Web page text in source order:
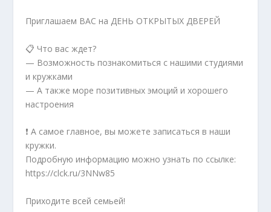
Приглашаем ВАС на ДЕНЬ ОТКРЫТЫХ ДВЕРЕЙ
📋 Что вас ждет?
— Возможность познакомиться с нашими студиями
и кружками
— А также море позитивных эмоций и хорошего
настроения
❗ А самое главное, вы можете записаться в наши
кружки.
Подробную информацию можно узнать по ссылке:
https://clck.ru/3NNw85
Приходите всей семьей!